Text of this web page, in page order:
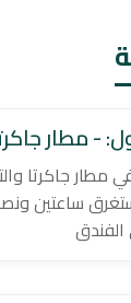
- مطار
مطار جاكرتا
ساعتين